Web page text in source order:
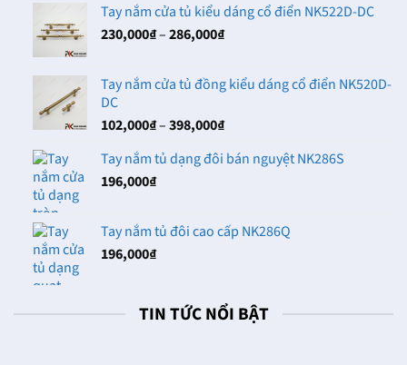
80,000₫
đến
Tay nắm cửa tủ kiểu dáng cổ điển NK522D-DC
230,000₫–286,000₫Khoảng
230,000₫
286,000₫
Tay nắm cửa tủ đồng kiểu dáng cổ điển NK520D-
DC
102,000₫–398,000₫Khoảng
từ
398,000₫
Tay nắm tủ dạng đôi bán nguyệt NK286S
196,000₫
Tay nắm tủ đôi cao cấp NK286Q
196,000₫
TIN TỨC NỔI BẬT